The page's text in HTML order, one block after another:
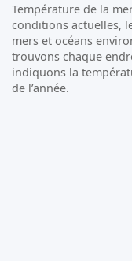
Température de la
conditions actuelles,
mers et océans
trouvons chaque
indiquons la
de l’année.